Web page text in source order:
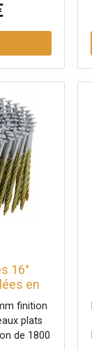
16°
en
X
finition
plats
de 1800